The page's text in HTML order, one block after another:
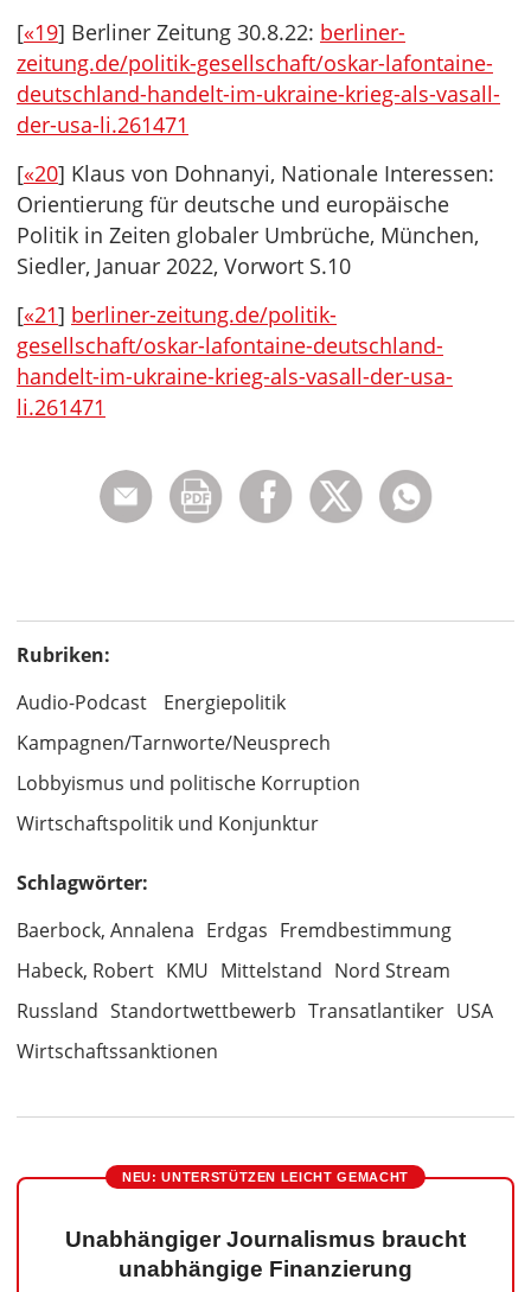
[«19] Berliner Zeitung 30.8.22: berliner-
zeitung.de/politik-gesellschaft/oskar-lafontaine-
deutschland-handelt-im-ukraine-krieg-als-vasall-
der-usa-li.261471
[«20] Klaus von Dohnanyi, Nationale Interessen:
Orientierung für deutsche und europäische
Politik in Zeiten globaler Umbrüche, München,
Siedler, Januar 2022, Vorwort S.10
[«21] berliner-zeitung.de/politik-
gesellschaft/oskar-lafontaine-deutschland-
handelt-im-ukraine-krieg-als-vasall-der-usa-
li.261471
Rubriken:
Audio-Podcast
Energiepolitik
Kampagnen/Tarnworte/Neusprech
Lobbyismus und politische Korruption
Wirtschaftspolitik und Konjunktur
Schlagwörter:
Baerbock, Annalena Erdgas Fremdbestimmung
Habeck, Robert KMU Mittelstand Nord Stream
Russland Standortwettbewerb Transatlantiker USA
Wirtschaftssanktionen
NEU: UNTERSTÜTZEN LEICHT GEMACHT
Unabhängiger Journalismus braucht
unabhängige Finanzierung